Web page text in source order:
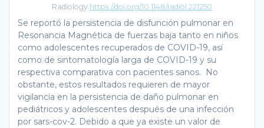
Radiology. https://doi.org/10.1148/radiol.221250
Se reportó la persistencia de disfunción pulmonar en
Resonancia Magnética de fuerzas baja tanto en niños
como adolescentes recuperados de COVID-19, así
como de sintomatología larga de COVID-19 y su
respectiva comparativa con pacientes sanos. No
obstante, estos resultados requieren de mayor
vigilancia en la persistencia de daño pulmonar en
pediátricos y adolescentes después de una infección
por sars-cov-2. Debido a que ya existe un valor de